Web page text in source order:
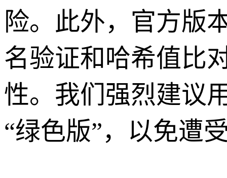
险。此外，官方版
名验证和哈希值比
性。我们强烈建议
“绿色版”，以免遭